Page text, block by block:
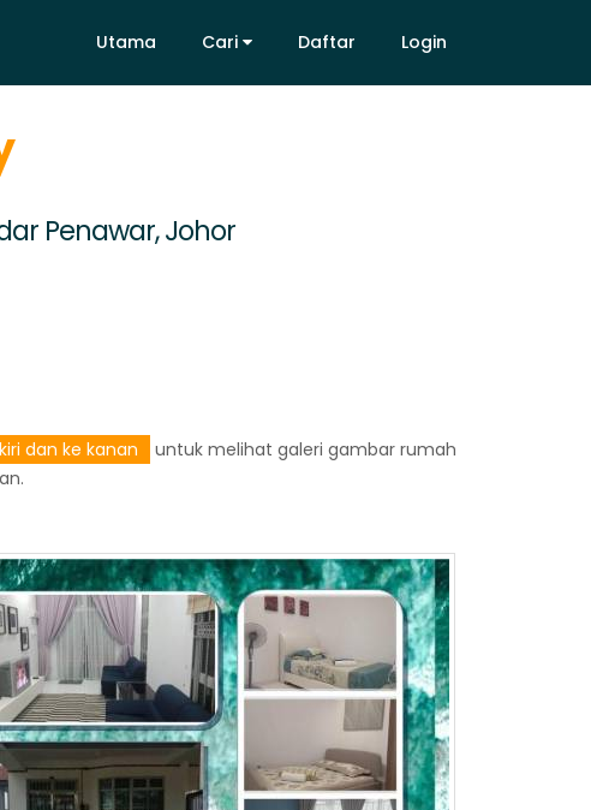
Utama Cari Daftar Login
Penawar, Johor
dan ke kanan
untuk melihat galeri gambar rumah